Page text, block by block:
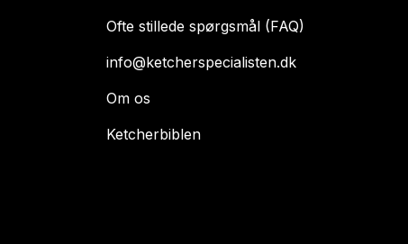
Ofte stillede spørgsmål (FAQ)
info@ketcherspecialisten.dk
Om os
Ketcherbiblen